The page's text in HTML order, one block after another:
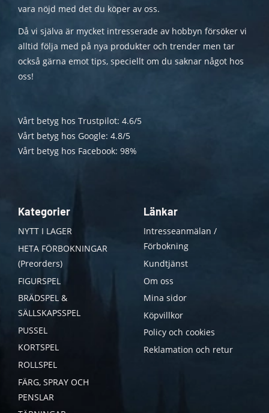
vara nöjd med det du köper av oss.
Då vi själva är mycket intresserade av hobbyn försöker vi
alltid följa med på nya produkter och trender men tar
också gärna emot tips, speciellt om du saknar något hos
oss!
Vårt betyg hos Trustpilot: 4.6/5
Vårt betyg hos Google: 4.8/5
Vårt betyg hos Facebook: 98%
Kategorier
NYTT I LAGER
HETA FÖRBOKNINGAR
(Preorders)
FIGURSPEL
BRÄDSPEL &
SÄLLSKAPSSPEL
PUSSEL
KORTSPEL
ROLLSPEL
FÄRG, SPRAY OCH
PENSLAR
Länkar
Intresseanmälan /
Förbokning
Kundtjänst
Om oss
Mina sidor
Köpvillkor
Policy och cookies
Reklamation och retur